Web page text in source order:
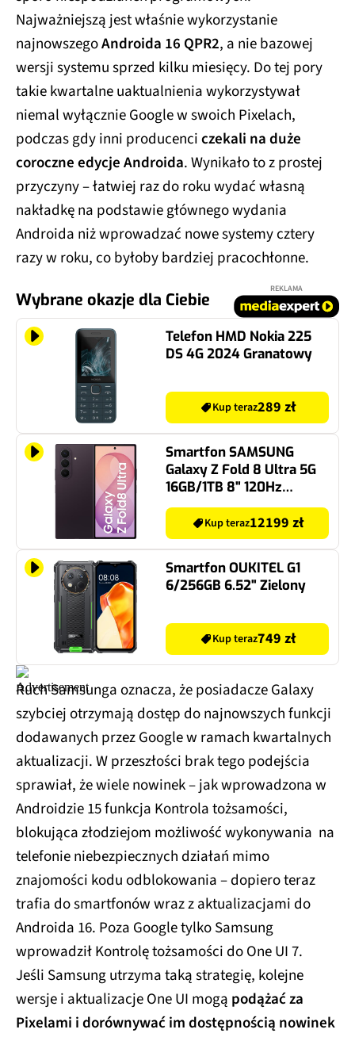
Najważniejszą jest właśnie wykorzystanie
najnowszegoAndroida 16 QPR2, a nie bazowej
wersji systemu sprzed kilku miesięcy. Do tej pory
takie kwartalne uaktualnienia wykorzystywał
niemal wyłącznie Google w swoich Pixelach,
podczas gdy inni producenciczekali na duże
coroczne edycje Androida. Wynikało to z prostej
przyczyny – łatwiej raz do roku wydać własną
nakładkę na podstawie głównego wydania
Androida niż wprowadzać nowe systemy cztery
razy w roku, co byłoby bardziej pracochłonne.
Wybrane okazje dla Ciebie
REKLAMA
Telefon HMD Nokia 225
DS 4G 2024 Granatowy
Kup teraz289 zł
Smartfon SAMSUNG
Galaxy Z Fold 8 Ultra 5G
16GB/1TB 8" 120Hz
Kup teraz12199 zł
Smartfon OUKITEL G1
6/256GB 6.52" Zielony
Kup teraz749 zł
Ruch Samsunga oznacza, że posiadacze Galaxy
szybciej otrzymają dostęp do najnowszych funkcji
dodawanych przez Google w ramach kwartalnych
aktualizacji. W przeszłości brak tego podejścia
sprawiał, że wiele nowinek – jak wprowadzona w
Androidzie 15 funkcja Kontrola tożsamości,
blokująca złodziejom możliwość wykonywania na
telefonie niebezpiecznych działań mimo
znajomości kodu odblokowania – dopiero teraz
trafia do smartfonów wraz z aktualizacjami do
Androida 16. Poza Google tylko Samsung
wprowadził Kontrolę tożsamości do One UI 7.
Jeśli Samsung utrzyma taką strategię, kolejne
wersje i aktualizacje One UI mogą podążać za
Pixelami i dorównywać im dostępnością nowinek